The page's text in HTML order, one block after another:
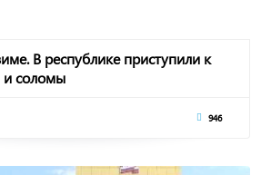
В республике приступили к
и соломы
946